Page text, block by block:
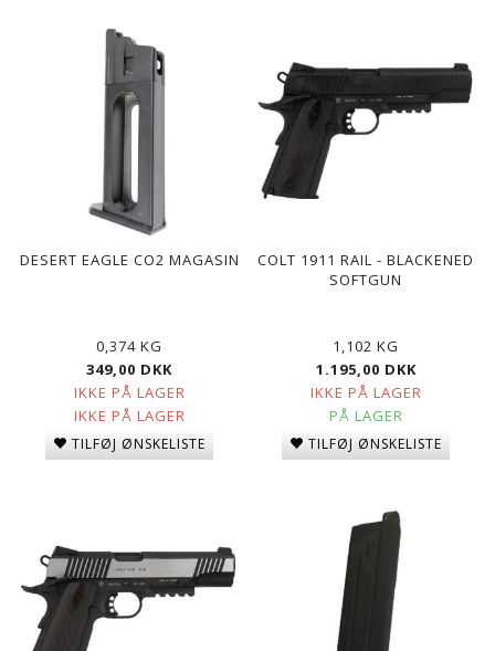
DESERT EAGLE CO2 MAGASIN
0,374 KG
349,00 DKK
IKKE PÅ LAGER
IKKE PÅ LAGER
TILFØJ ØNSKELISTE
COLT 1911 RAIL - BLACKENED
SOFTGUN
1,102 KG
1.195,00 DKK
IKKE PÅ LAGER
PÅ LAGER
TILFØJ ØNSKELISTE